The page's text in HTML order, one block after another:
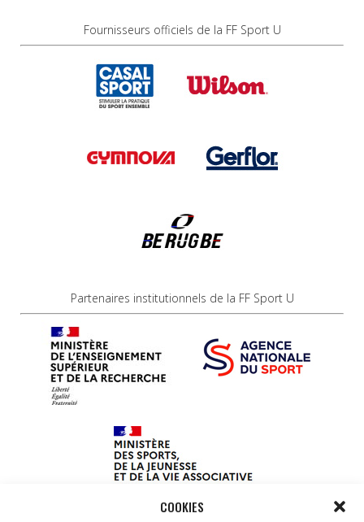
COOKIES
Fournisseurs officiels de la FF Sport U
Partenaires institutionnels de la FF Sport U